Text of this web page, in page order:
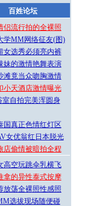
百姓论坛
侣流行拍的全裸照
学MM网络征友(图)
女选秀必须亮内裤
妹的激情艳舞表演
滩竟当众吻胸激情
小天酒店激情曝光
自拍完美浑圆身
国真正色情红灯区
女优翁红日本脱光
店偷情被暗拍全程
高空玩跳伞乳横飞
拿的异性泰式按摩
放荡全裸照性感照
选拔现场随便碰